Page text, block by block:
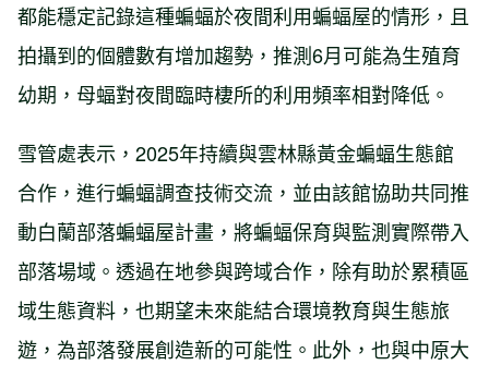
都能穩定記錄這種蝙蝠於夜間利用蝙蝠屋的情形，且
拍攝到的個體數有增加趨勢，推測6月可能為生殖育
幼期，母蝠對夜間臨時棲所的利用頻率相對降低。
雪管處表示，2025年持續與雲林縣黃金蝙蝠生態館
合作，進行蝙蝠調查技術交流，並由該館協助共同推
動白蘭部落蝙蝠屋計畫，將蝙蝠保育與監測實際帶入
部落場域。透過在地參與跨域合作，除有助於累積區
域生態資料，也期望未來能結合環境教育與生態旅
遊，為部落發展創造新的可能性。此外，也與中原大